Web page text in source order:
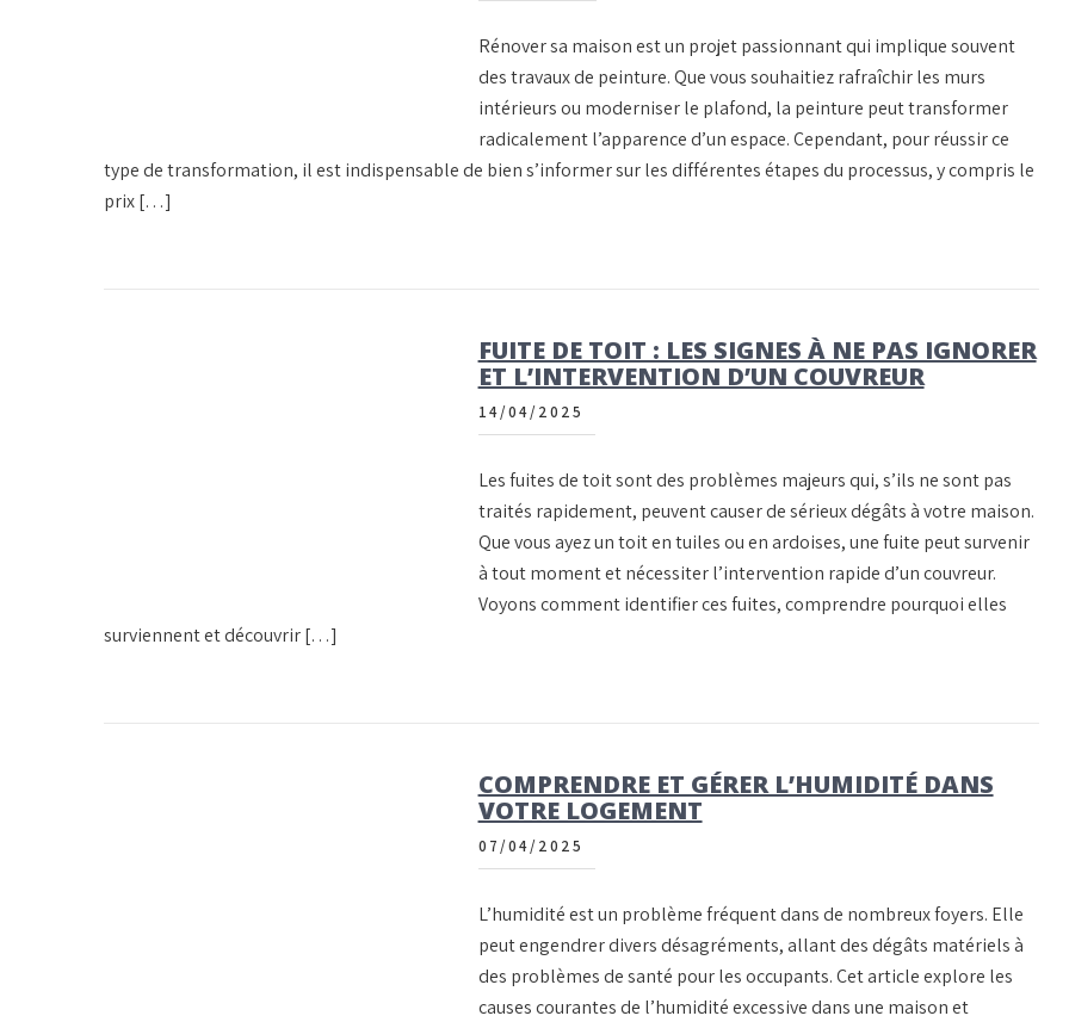
Rénover sa maison est un projet passionnant qui implique souvent
des travaux de peinture. Que vous souhaitiez rafraîchir les murs
intérieurs ou moderniser le plafond, la peinture peut transformer
radicalement l’apparence d’un espace. Cependant, pour réussir ce
type de transformation, il est indispensable de bien s’informer sur les différentes étapes du processus, y compris le
prix […]
FUITE DE TOIT : LES SIGNES À NE PAS IGNORER
ET L’INTERVENTION D’UN COUVREUR
14/04/2025
Les fuites de toit sont des problèmes majeurs qui, s’ils ne sont pas
traités rapidement, peuvent causer de sérieux dégâts à votre maison.
Que vous ayez un toit en tuiles ou en ardoises, une fuite peut survenir
à tout moment et nécessiter l’intervention rapide d’un couvreur.
Voyons comment identifier ces fuites, comprendre pourquoi elles
surviennent et découvrir […]
COMPRENDRE ET GÉRER L’HUMIDITÉ DANS
VOTRE LOGEMENT
07/04/2025
L’humidité est un problème fréquent dans de nombreux foyers. Elle
peut engendrer divers désagréments, allant des dégâts matériels à
des problèmes de santé pour les occupants. Cet article explore les
causes courantes de l’humidité excessive dans une maison et